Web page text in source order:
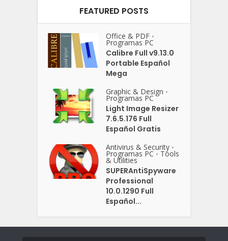
FEATURED POSTS
Office & PDF •
Programas PC
Calibre Full v9.13.0
Portable Español
Mega
Graphic & Design •
Programas PC
Light Image Resizer
7.6.5.176 Full
Español Gratis
Antivirus & Security •
Programas PC • Tools
& Utilities
SUPERAntiSpyware
Professional
10.0.1290 Full
Español...